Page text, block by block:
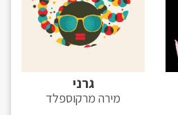
גרני
מירה מרקוספלד